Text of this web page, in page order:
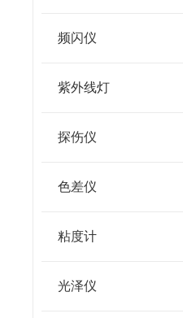
频闪仪
紫外线灯
探伤仪
色差仪
粘度计
光泽仪